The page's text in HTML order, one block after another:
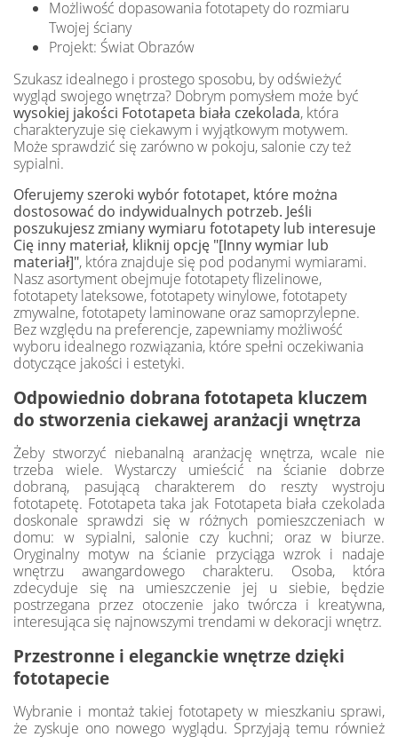
Możliwość dopasowania fototapety do rozmiaru
Twojej ściany
Projekt: Świat Obrazów
Szukasz idealnego i prostego sposobu, by odświeżyć
wygląd swojego wnętrza? Dobrym pomysłem może być
wysokiej jakości Fototapeta biała czekolada, która
charakteryzuje się ciekawym i wyjątkowym motywem.
Może sprawdzić się zarówno w pokoju, salonie czy też
sypialni.
Oferujemy szeroki wybór fototapet, które można
dostosować do indywidualnych potrzeb. Jeśli
poszukujesz zmiany wymiaru fototapety lub interesuje
Cię inny materiał, kliknij opcję "[Inny wymiar lub
materiał]", która znajduje się pod podanymi wymiarami.
Nasz asortyment obejmuje fototapety flizelinowe,
fototapety lateksowe, fototapety winylowe, fototapety
zmywalne, fototapety laminowane oraz samoprzylepne.
Bez względu na preferencje, zapewniamy możliwość
wyboru idealnego rozwiązania, które spełni oczekiwania
dotyczące jakości i estetyki.
Odpowiednio dobrana fototapeta kluczem
do stworzenia ciekawej aranżacji wnętrza
Żeby stworzyć niebanalną aranżację wnętrza, wcale nie
trzeba wiele. Wystarczy umieścić na ścianie dobrze
dobraną, pasującą charakterem do reszty wystroju
fototapetę. Fototapeta taka jak Fototapeta biała czekolada
doskonale sprawdzi się w różnych pomieszczeniach w
domu: w sypialni, salonie czy kuchni; oraz w biurze.
Oryginalny motyw na ścianie przyciąga wzrok i nadaje
wnętrzu awangardowego charakteru. Osoba, która
zdecyduje się na umieszczenie jej u siebie, będzie
postrzegana przez otoczenie jako twórcza i kreatywna,
interesująca się najnowszymi trendami w dekoracji wnętrz.
Przestronne i eleganckie wnętrze dzięki
fototapecie
Wybranie i montaż takiej fototapety w mieszkaniu sprawi,
że zyskuje ono nowego wyglądu. Sprzyjają temu również